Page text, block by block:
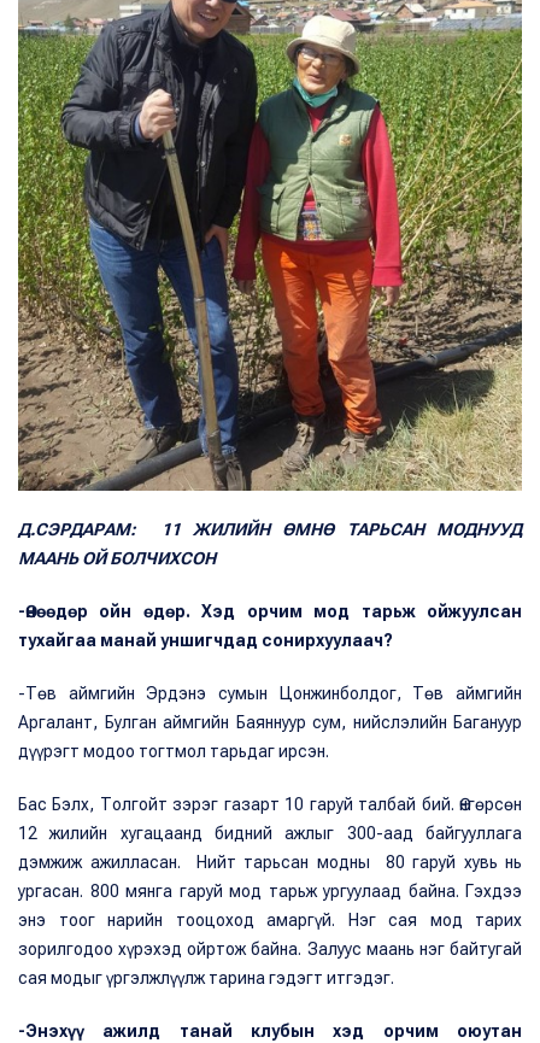
Д.СЭРДАРАМ: 11 ЖИЛИЙН ӨМНӨ ТАРЬСАН МОДНУУД
МААНЬ ОЙ БОЛЧИХСОН
-Өнөөдөр ойн өдөр. Хэд орчим мод тарьж ойжуулсан
тухайгаа манай уншигчдад сонирхуулаач?
-Төв аймгийн Эрдэнэ сумын Цонжинболдог, Төв аймгийн
Аргалант, Булган аймгийн Баяннуур сум, нийслэлийн Багануур
дүүрэгт модоо тогтмол тарьдаг ирсэн.
Бас Бэлх, Толгойт зэрэг газарт 10 гаруй талбай бий. Өнгөрсөн
12 жилийн хугацаанд бидний ажлыг 300-аад байгууллага
дэмжиж ажилласан. Нийт тарьсан модны 80 гаруй хувь нь
ургасан. 800 мянга гаруй мод тарьж ургуулаад байна. Гэхдээ
энэ тоог нарийн тооцоход амаргүй. Нэг сая мод тарих
зорилгодоо хүрэхэд ойртож байна. Залуус маань нэг байтугай
сая модыг үргэлжлүүлж тарина гэдэгт итгэдэг.
-Энэхүү ажилд танай клубын хэд орчим оюутан